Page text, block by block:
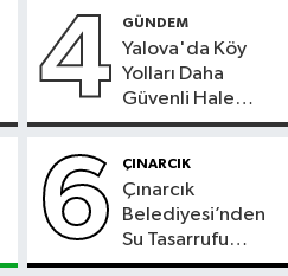
4 GÜNDEM
Yalova'da Köy
Yolları Daha
Güvenli Hale
Geliyor
6 ÇINARCIK
Çınarcık
Belediyesi’nden
Su Tasarrufu
Çağrısı